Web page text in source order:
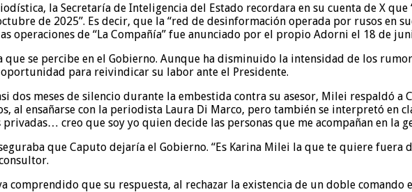
la Secretaría de Inteligencia del Estado recordara en su cuenta de X que
de 2025”. Es decir, que la “red de desinformación operada por rusos en
operaciones de “La Compañía” fue anunciado por el propio Adorni el 18 de
se percibe en el Gobierno. Aunque ha disminuido la intensidad de los
para reivindicar su labor ante el Presidente.
dos meses de silencio durante la embestida contra su asesor, Milei respaldó a
al ensañarse con la periodista Laura Di Marco, pero también se interpretó en
creo que soy yo quien decide las personas que me acompañan en la
que Caputo dejaría el Gobierno. “Es Karina Milei la que te quiere fuera
comprendido que su respuesta, al rechazar la existencia de un doble comando